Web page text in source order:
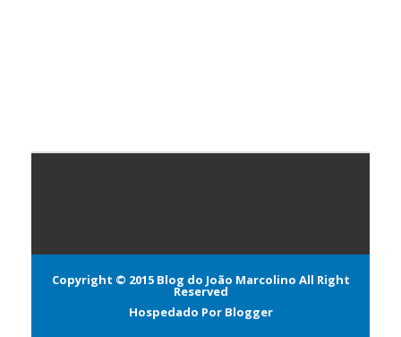
Copyright © 2015 Blog do João Marcolino All Right
Reserved
Hospedado Por Blogger